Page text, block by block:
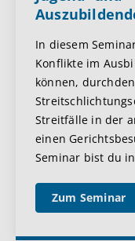
In diesem
Konflikte im
können,
Streitfälle in der
einen
Seminar bist du
Zum Seminar